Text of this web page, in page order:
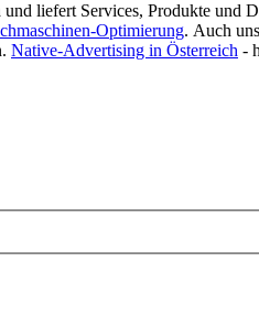
liefert Services, Produkte und
Optimierung. Auch
Native-Advertising in Österreich -